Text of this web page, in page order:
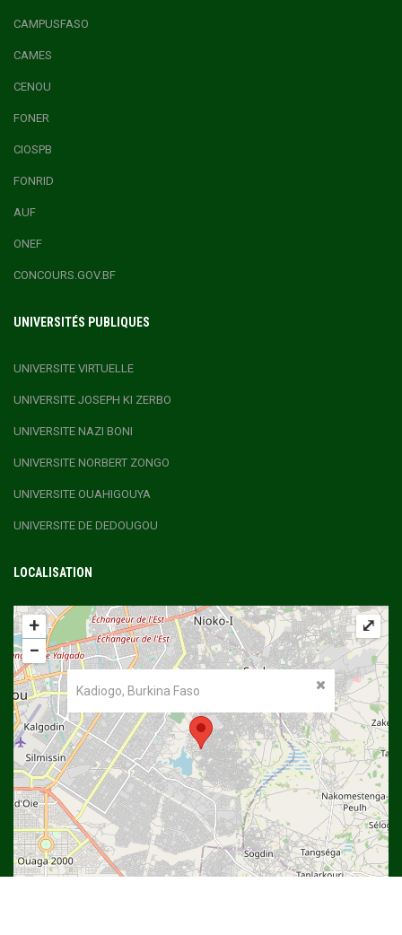
CAMPUSFASO
CAMES
CENOU
FONER
CIOSPB
FONRID
AUF
ONEF
CONCOURS.GOV.BF
UNIVERSITÉS PUBLIQUES
UNIVERSITE VIRTUELLE
UNIVERSITE JOSEPH KI ZERBO
UNIVERSITE NAZI BONI
UNIVERSITE NORBERT ZONGO
UNIVERSITE OUAHIGOUYA
UNIVERSITE DE DEDOUGOU
LOCALISATION
Kadiogo, Burkina Faso
+
−
⤢